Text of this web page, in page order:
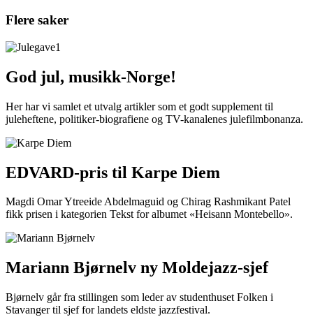
Flere saker
God jul, musikk-Norge!
Her har vi samlet et utvalg artikler som et godt supplement til
juleheftene, politiker-biografiene og TV-kanalenes julefilmbonanza.
EDVARD-pris til Karpe Diem
Magdi Omar Ytreeide Abdelmaguid og Chirag Rashmikant Patel
fikk prisen i kategorien Tekst for albumet «Heisann Montebello».
Mariann Bjørnelv ny Moldejazz-sjef
Bjørnelv går fra stillingen som leder av studenthuset Folken i
Stavanger til sjef for landets eldste jazzfestival.